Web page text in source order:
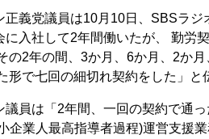
正義党議員は10月10日、SBSラジ
に入社して2年間働いたが、 勤労
の2年の間、3か月、6か月、2か
形で七回の細切れ契約をした」と
議員は「2年間、一回の契約で通
企業人最高指導者過程)運営支援